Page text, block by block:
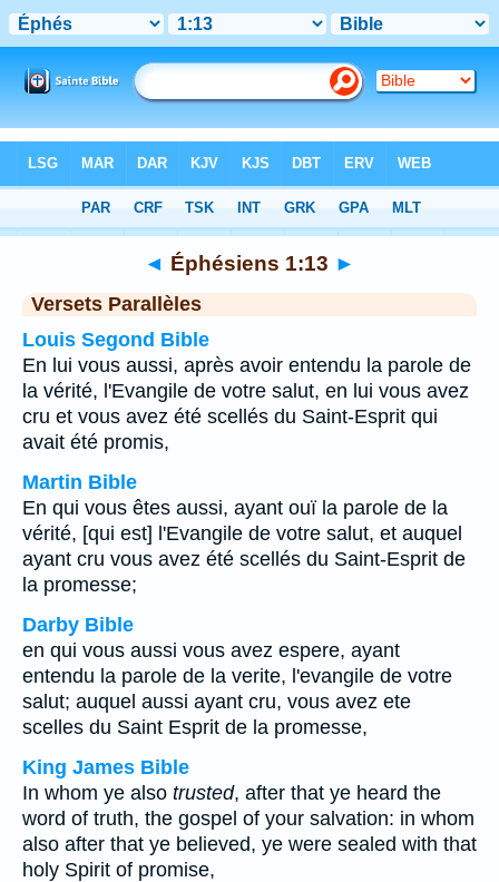
Chapitre 1 > Verset 13
◄ Éphésiens 1:13 ►
Versets Parallèles
Louis Segond Bible
En lui vous aussi, après avoir entendu la parole de
la vérité, l'Evangile de votre salut, en lui vous avez
cru et vous avez été scellés du Saint-Esprit qui
avait été promis,
Martin Bible
En qui vous êtes aussi, ayant ouï la parole de la
vérité, [qui est] l'Evangile de votre salut, et auquel
ayant cru vous avez été scellés du Saint-Esprit de
la promesse;
Darby Bible
en qui vous aussi vous avez espere, ayant
entendu la parole de la verite, l'evangile de votre
salut; auquel aussi ayant cru, vous avez ete
scelles du Saint Esprit de la promesse,
King James Bible
In whom ye also trusted, after that ye heard the
word of truth, the gospel of your salvation: in whom
also after that ye believed, ye were sealed with that
holy Spirit of promise,